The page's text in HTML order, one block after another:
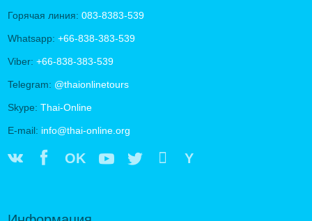
Горячая линия: 083-8383-539
Whatsapp: +66-838-383-539
Viber: +66-838-383-539
Telegram: @thaionlinetours
Skype: Thai-Online
E-mail: info@thai-online.org
OK Y